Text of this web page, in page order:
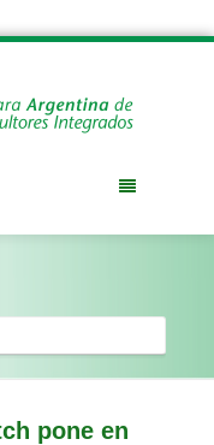
pone en